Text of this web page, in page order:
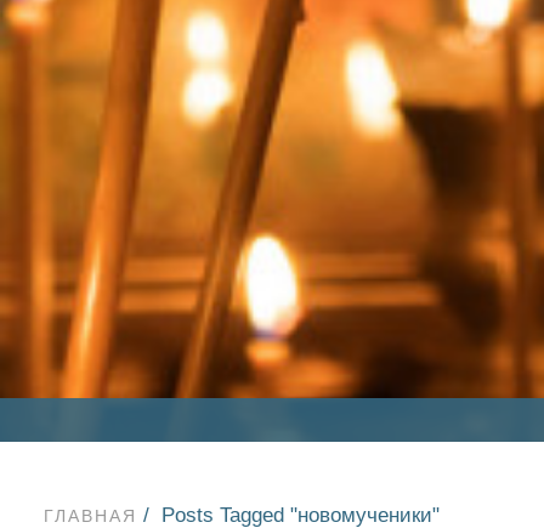
ГЛАВНАЯ Posts Tagged "новомученики"